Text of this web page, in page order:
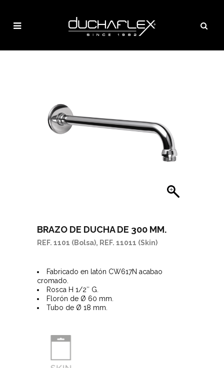
BRAZO DE DUCHA DE 300 MM.
REF. 1101 (Bolsa), REF. 11011 (Skin)
Fabricado en latón CW617N acabao
cromado.
Rosca H 1/2″ G.
Florón de Ø 60 mm.
Tubo de Ø 18 mm.